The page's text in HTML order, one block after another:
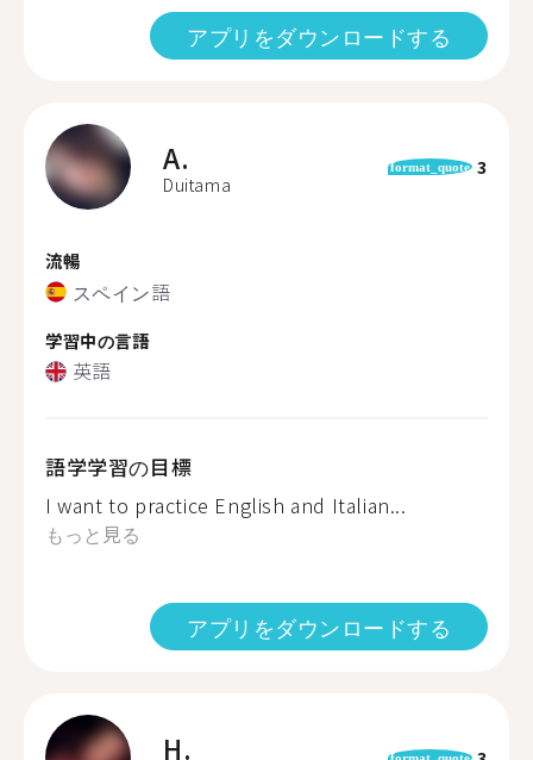
アプリをダウンロードする
A.
Duitama
format_quote 3
流暢
スペイン語
学習中の言語
英語
語学学習の目標
I want to practice English and Italian...
もっと見る
アプリをダウンロードする
H. format_quote